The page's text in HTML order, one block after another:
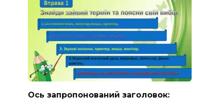
Ось запропонований заголовок: